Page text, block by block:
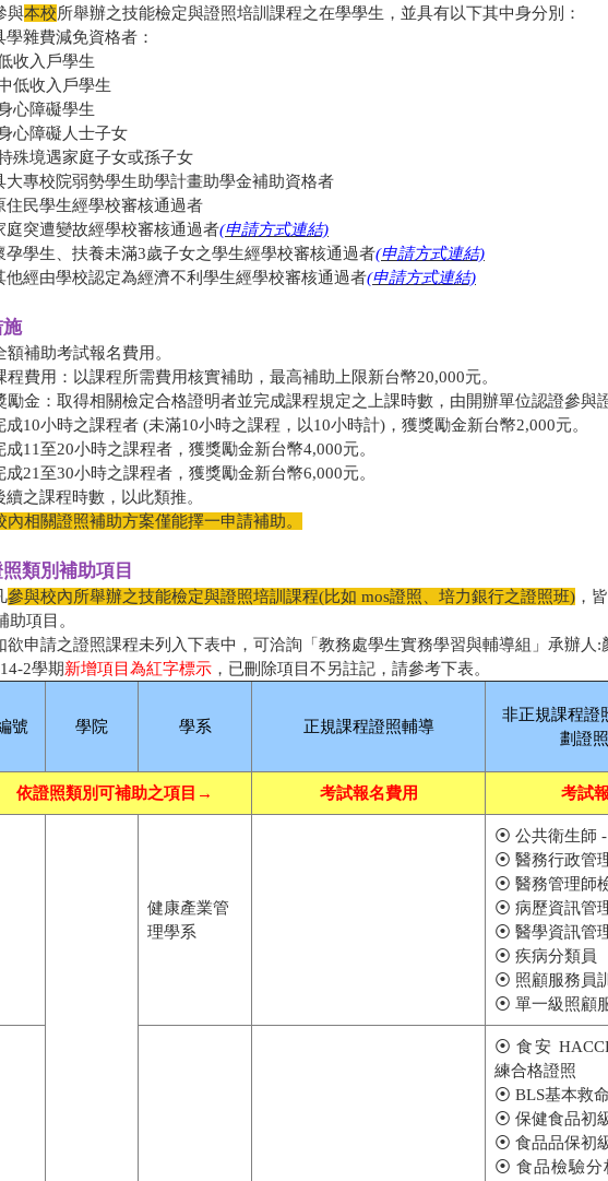
與本校所舉辦之技能檢定與證照培訓課程之在學學生，並具有以下其中身分別：
學雜費減免資格者：
收入戶學生
低收入戶學生
心障礙學生
心障礙人士子女
殊境遇家庭子女或孫子女
大專校院弱勢學生助學計畫助學金補助資格者
住民學生經學校審核通過者
庭突遭變故經學校審核通過者(申請方式連結)
孕學生、扶養未滿3歲子女之學生經學校審核通過者(申請方式連結)
他經由學校認定為經濟不利學生經學校審核通過者(申請方式連結)
施
額補助考試報名費用。
程費用：以課程所需費用核實補助，最高補助上限新台幣20,000元。
勵金：取得相關檢定合格證明者並完成課程規定之上課時數，由開辦單位認證參與
成10小時之課程者 (未滿10小時之課程，以10小時計)，獲獎勵金新台幣2,000元。
成11至20小時之課程者，獲獎勵金新台幣4,000元。
成21至30小時之課程者，獲獎勵金新台幣6,000元。
續之課程時數，以此類推。
內相關證照補助方案僅能擇一申請補助。
類別補助項目
參與校內所舉辦之技能檢定與證照培訓課程(比如 mos證照、培力銀行之證照班) ，
助項目。
欲申請之證照課程未列入下表中，可洽詢「教務處學生實務學習與輔導組」承辦人:
2學期新增項目為紅字標示 ，已刪除項目不另註記，請參考下表。
號 學院 學系 正規課程證照輔導
非正規課程證
劃證
依證照類別可補助之項目→ 考試報名費用 考試
健康產業管
理學系
⦿ 公共衛生師
⦿ 醫務行政管
⦿ 醫務管理師
⦿ 病歷資訊管
⦿ 醫學資訊管
⦿ 疾病分類員
⦿ 照顧服務員
⦿ 單一級照顧
⦿ 食安
練合格證照
⦿ BLS基本救
⦿ 保健食品初
⦿ 食品品保初
⦿ 食品檢驗分